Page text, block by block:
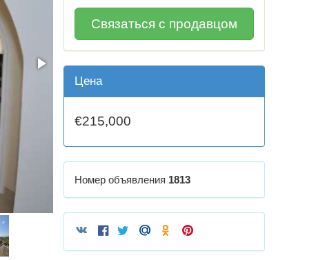
Связаться с продавцом
Цена
€215,000
Номер объявления 1813